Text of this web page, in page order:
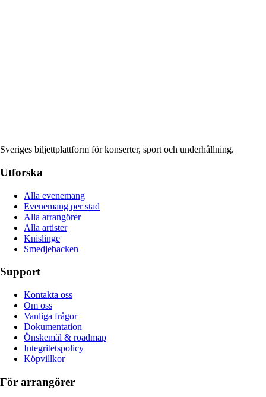
Sveriges biljettplattform för konserter, sport och underhållning.
Utforska
Alla evenemang
Evenemang per stad
Alla arrangörer
Alla artister
Knislinge
Smedjebacken
Support
Kontakta oss
Om oss
Vanliga frågor
Dokumentation
Önskemål & roadmap
Integritetspolicy
Köpvillkor
För arrangörer